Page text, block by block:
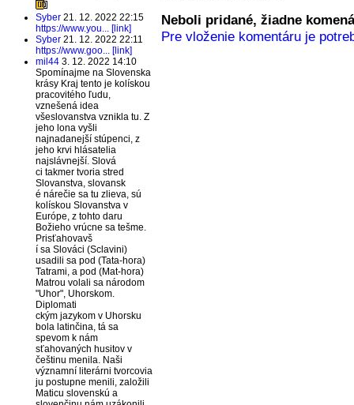
Syber 21. 12. 2022 22:15
https://www.you... [link]
Syber 21. 12. 2022 22:11
https://www.goo... [link]
mil44 3. 12. 2022 14:10
Spomínajme na Slovenska
krásy Kraj tento je kolískou
pracovitého ľudu,
vznešená idea
všeslovanstva vznikla tu. Z
jeho lona vyšli
najnadanejší stúpenci, z
jeho krvi hlásatelia
najslávnejší. Slová
ci takmer tvoria stred
Slovanstva, slovansk
é nárečie sa tu zlieva, sú
kolískou Slovanstva v
Európe, z tohto daru
Božieho vrúcne sa tešme.
Prisťahovavš
í sa Slováci (Sclavini)
usadili sa pod (Tata-hora)
Tatrami, a pod (Mat-hora)
Matrou volali sa národom
"Uhor", Uhorskom.
Diplomati
ckým jazykom v Uhorsku
bola latinčina, tá sa
spevom k nám
sťahovaných husitov v
češtinu menila. Naši
významní literárni tvorcovia
ju postupne menili, založili
Maticu slovenskú a
Neboli pridané, žiadne
Pre vloženie komentáru je